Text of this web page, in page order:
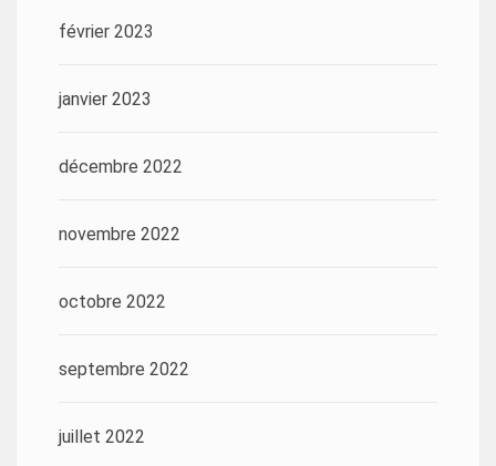
février 2023
janvier 2023
décembre 2022
novembre 2022
octobre 2022
septembre 2022
juillet 2022